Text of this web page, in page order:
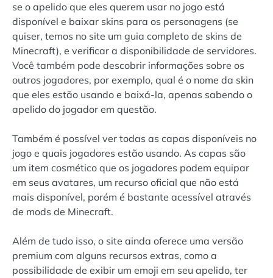
se o apelido que eles querem usar no jogo está
disponível e baixar skins para os personagens (se
quiser, temos no site um guia completo de skins de
Minecraft), e verificar a disponibilidade de servidores.
Você também pode descobrir informações sobre os
outros jogadores, por exemplo, qual é o nome da skin
que eles estão usando e baixá-la, apenas sabendo o
apelido do jogador em questão.
Também é possível ver todas as capas disponíveis no
jogo e quais jogadores estão usando. As capas são
um item cosmético que os jogadores podem equipar
em seus avatares, um recurso oficial que não está
mais disponível, porém é bastante acessível através
de mods de Minecraft.
Além de tudo isso, o site ainda oferece uma versão
premium com alguns recursos extras, como a
possibilidade de exibir um emoji em seu apelido, ter